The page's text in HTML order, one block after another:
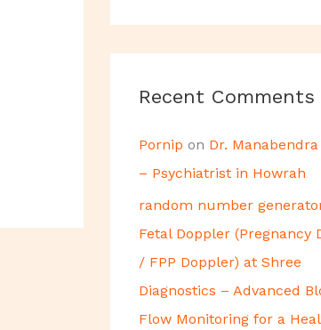
Recent Comments
Pornip on Dr.
– Psychiatrist in Howrah
random number
Fetal Doppler (Pregnancy
/ FPP Doppler) at Shree
Diagnostics – Advanced
Flow Monitoring for a